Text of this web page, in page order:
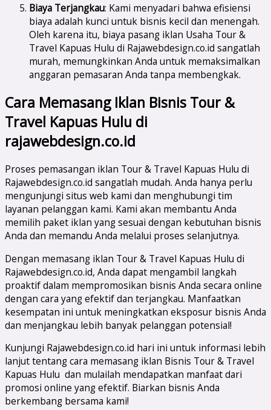
Biaya Terjangkau: Kami menyadari bahwa efisiensi
biaya adalah kunci untuk bisnis kecil dan menengah.
Oleh karena itu, biaya pasang iklan Usaha Tour &
Travel Kapuas Hulu di Rajawebdesign.co.id sangatlah
murah, memungkinkan Anda untuk memaksimalkan
anggaran pemasaran Anda tanpa membengkak.
Cara Memasang Iklan Bisnis Tour &
Travel Kapuas Hulu di
rajawebdesign.co.id
Proses pemasangan iklan Tour & Travel Kapuas Hulu di
Rajawebdesign.co.id sangatlah mudah. Anda hanya perlu
mengunjungi situs web kami dan menghubungi tim
layanan pelanggan kami. Kami akan membantu Anda
memilih paket iklan yang sesuai dengan kebutuhan bisnis
Anda dan memandu Anda melalui proses selanjutnya.
Dengan memasang iklan Tour & Travel Kapuas Hulu di
Rajawebdesign.co.id, Anda dapat mengambil langkah
proaktif dalam mempromosikan bisnis Anda secara online
dengan cara yang efektif dan terjangkau. Manfaatkan
kesempatan ini untuk meningkatkan eksposur bisnis Anda
dan menjangkau lebih banyak pelanggan potensial!
Kunjungi Rajawebdesign.co.id hari ini untuk informasi lebih
lanjut tentang cara memasang iklan Bisnis Tour & Travel
Kapuas Hulu dan mulailah mendapatkan manfaat dari
promosi online yang efektif. Biarkan bisnis Anda
berkembang bersama kami!